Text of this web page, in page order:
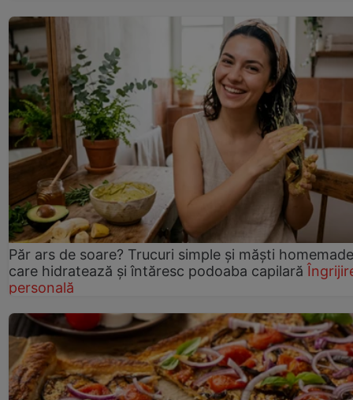
Păr ars de soare? Trucuri simple și măști homemade
care hidratează și întăresc podoaba capilară
personală